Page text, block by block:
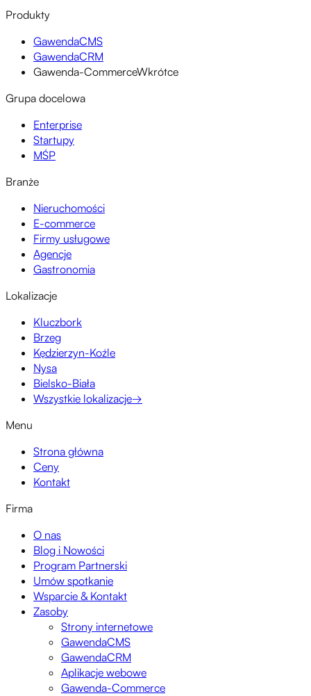
Produkty
GawendaCMS
GawendaCRM
Gawenda-CommerceWkrótce
Grupa docelowa
Enterprise
Startupy
MŚP
Branże
Nieruchomości
E-commerce
Firmy usługowe
Agencje
Gastronomia
Lokalizacje
Kluczbork
Brzeg
Kędzierzyn-Koźle
Nysa
Bielsko-Biała
Wszystkie lokalizacje→
Menu
Strona główna
Ceny
Kontakt
Firma
O nas
Blog i Nowości
Program Partnerski
Umów spotkanie
Wsparcie & Kontakt
Zasoby
Strony internetowe
GawendaCMS
GawendaCRM
Aplikacje webowe
Gawenda-Commerce